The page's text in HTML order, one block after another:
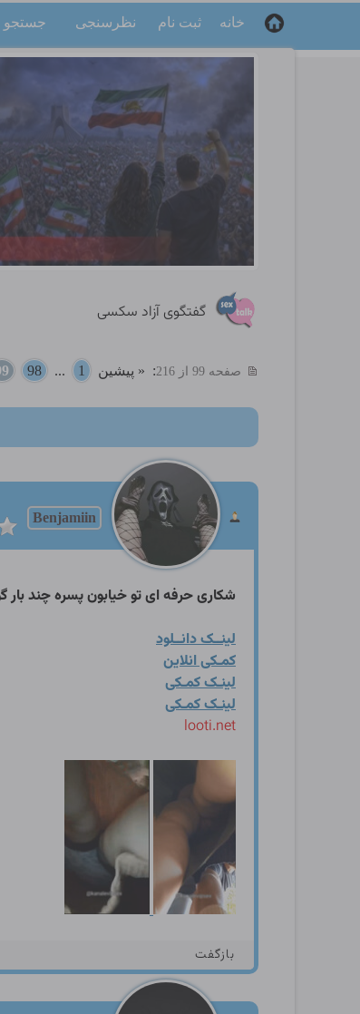
خانه ثبت نام نظرسنجی جستجو
گفتگوی آزاد سکسی
صفحه 99 از 216 : « پیشین 1
...
98
Benjamiin
شکاری حرفه ای تو خیابون پسره چند
لینــک دانــلود
کمـکی انلاین
لینـک کمـکی
لینـک کمـکی
looti.net
بازگفت